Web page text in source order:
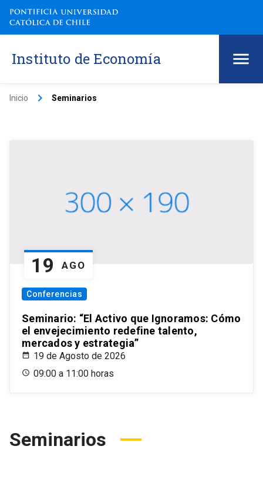
Instituto de Economía
Inicio keyboard_arrow_right Seminarios
19 AGO
Conferencias
Seminario: “El Activo que Ignoramos: Cómo
el envejecimiento redefine talento,
mercados y estrategia”
19 de Agosto de 2026
09:00 a 11:00 horas
Seminarios